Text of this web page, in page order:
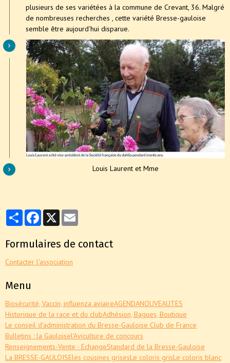
plusieurs de ses variétées à la commune de Crevant, 36. Malgré
de nombreuses recherches , cette variété Bresse-gauloise
semble être aujourd'hui disparue.
Louis Laurent et Mme
PartagerFacebook
X
Formulaires de contact
Contacter l'association
Menu
Biosécurité, Vaccin, influenza aviaireAGENDANOUVEAUTES
Historique de la race et du clubAdhésion, Bagues, Boutique
Le conseil d'administration du Bresse-Gauloise Club de France
Bulletins : la Gauloisel'Aviculture de concours
Renseignements-Vente - EchangeStandard de la Bresse-Gauloise
La BRESSE-GAULOISEles cousines grisesLe coloris grisLe coloris blanc